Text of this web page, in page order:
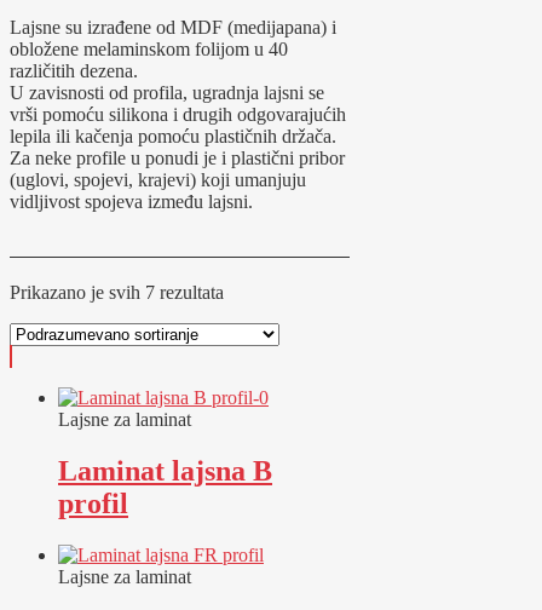
Lajsne su izrađene od MDF (medijapana) i
obložene melaminskom folijom u 40
različitih dezena.
U zavisnosti od profila, ugradnja lajsni se
vrši pomoću silikona i drugih odgovarajućih
lepila ili kačenja pomoću plastičnih držača.
Za neke profile u ponudi je i plastični pribor
(uglovi, spojevi, krajevi) koji umanjuju
vidljivost spojeva između lajsni.
Prikazano je svih 7 rezultata
Lajsne za laminat
Laminat lajsna B
profil
Lajsne za laminat